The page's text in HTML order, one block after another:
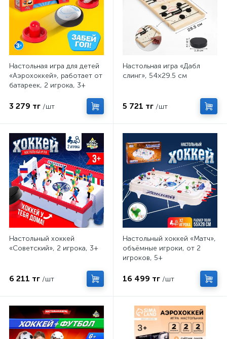
Настольная игра для детей
«Аэрохоккей», работает от
батареек, 2 игрока, 3+
3 279 тг /шт
Настольная игра «Дабл
слинг», 54×29.5 см
5 721 тг /шт
Настольный хоккей
«Советский», 2 игрока, 3+
6 211 тг /шт
Настольный хоккей «Матч»,
объёмные игроки, от 2
игроков, 5+
16 499 тг /шт